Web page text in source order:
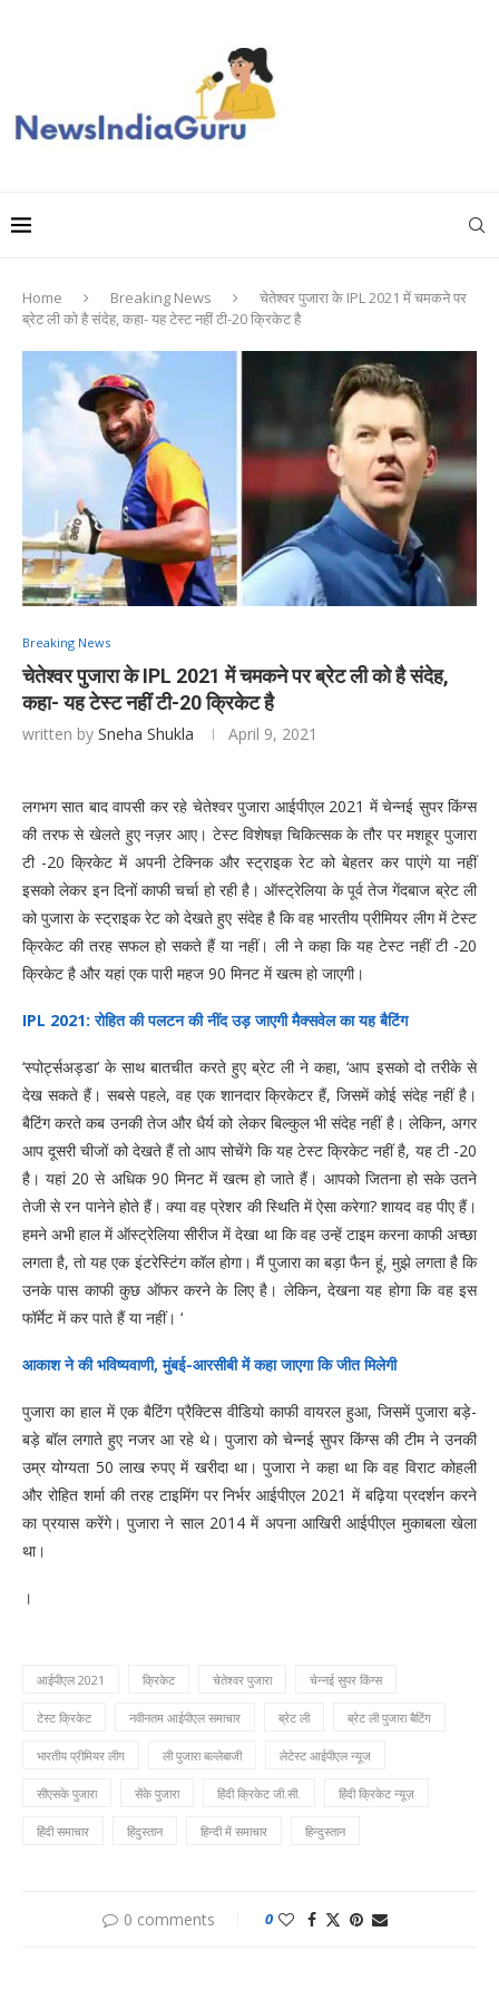
Home Breaking News
चेतेश्वर पुजारा के IPL 2021 में चमकने पर
ब्रेट ली को है संदेह, कहा- यह टेस्ट नहीं टी-20 क्रिकेट है
Breaking News
चेतेश्वर पुजारा के IPL 2021 में चमकने पर ब्रेट ली को है संदेह,
कहा- यह टेस्ट नहीं टी-20 क्रिकेट है
written by Sneha Shukla April 9, 2021
लगभग सात बाद वापसी कर रहे चेतेश्वर पुजारा आईपीएल 2021 में चेन्नई सुपर किंग्स
की तरफ से खेलते हुए नज़र आए। टेस्ट विशेषज्ञ चिकित्सक के तौर पर मशहूर पुजारा
टी -20 क्रिकेट में अपनी टेक्निक और स्ट्राइक रेट को बेहतर कर पाएंगे या नहीं
इसको लेकर इन दिनों काफी चर्चा हो रही है। ऑस्ट्रेलिया के पूर्व तेज गेंदबाज ब्रेट ली
को पुजारा के स्ट्राइक रेट को देखते हुए संदेह है कि वह भारतीय प्रीमियर लीग में टेस्ट
क्रिकेट की तरह सफल हो सकते हैं या नहीं। ली ने कहा कि यह टेस्ट नहीं टी -20
क्रिकेट है और यहां एक पारी महज 90 मिनट में खत्म हो जाएगी।
IPL 2021: रोहित की पलटन की नींद उड़ जाएगी मैक्सवेल का यह बैटिंग
‘स्पोर्ट्सअड्डा’ के साथ बातचीत करते हुए ब्रेट ली ने कहा, ‘आप इसको दो तरीके से
देख सकते हैं। सबसे पहले, वह एक शानदार क्रिकेटर हैं, जिसमें कोई संदेह नहीं है।
बैटिंग करते कब उनकी तेज और धैर्य को लेकर बिल्कुल भी संदेह नहीं है। लेकिन, अगर
आप दूसरी चीजों को देखते हैं तो आप सोचेंगे कि यह टेस्ट क्रिकेट नहीं है, यह टी -20
है। यहां 20 से अधिक 90 मिनट में खत्म हो जाते हैं। आपको जितना हो सके उतने
तेजी से रन पानेने होते हैं। क्या वह प्रेशर की स्थिति में ऐसा करेगा? शायद वह पीए हैं।
हमने अभी हाल में ऑस्ट्रेलिया सीरीज में देखा था कि वह उन्हें टाइम करना काफी अच्छा
लगता है, तो यह एक इंटरेस्टिंग कॉल होगा। मैं पुजारा का बड़ा फैन हूं, मुझे लगता है कि
उनके पास काफी कुछ ऑफर करने के लिए है। लेकिन, देखना यह होगा कि वह इस
फॉर्मेट में कर पाते हैं या नहीं। ‘
आकाश ने की भविष्यवाणी, मुंबई-आरसीबी में कहा जाएगा कि जीत मिलेगी
पुजारा का हाल में एक बैटिंग प्रैक्टिस वीडियो काफी वायरल हुआ, जिसमें पुजारा बड़े-
बड़े बॉल लगाते हुए नजर आ रहे थे। पुजारा को चेन्नई सुपर किंग्स की टीम ने उनकी
उम्र योग्यता 50 लाख रुपए में खरीदा था। पुजारा ने कहा था कि वह विराट कोहली
और रोहित शर्मा की तरह टाइमिंग पर निर्भर आईपीएल 2021 में बढ़िया प्रदर्शन करने
का प्रयास करेंगे। पुजारा ने साल 2014 में अपना आखिरी आईपीएल मुकाबला खेला
था।
।
आईपीएल 2021 क्रिकेट चेतेश्वर पुजारा चेन्नई सुपर किंग्स
टेस्ट क्रिकेट नवीनतम आईपीएल समाचार ब्रेट ली ब्रेट ली पुजारा बैटिंग
भारतीय प्रीमियर लीग ली पुजारा बल्लेबाजी लेटेस्ट आईपीएल न्यूज
सीएसके पुजारा सेंके पुजारा हिंदी क्रिकेट जी.सी. हिंदी क्रिकेट न्यूज़
हिंदी समाचार हिंदुस्तान हिन्दी में समाचार हिन्दुस्तान
0 comments 0